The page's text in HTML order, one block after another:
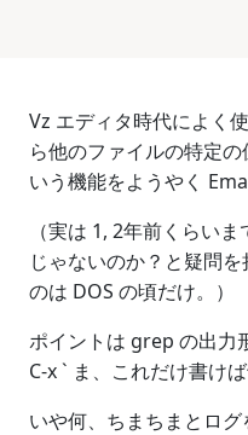
Vz エディタ時代によく
ら他のファイルの特定
いう機能をようやく
（実は 1, 2年前くらい
じゃないのか？と疑問
のは DOS の頃だけ。）
ポイントは grep の出
C-x ` ま、これだけ書けば
いや何、ちまちまとログ